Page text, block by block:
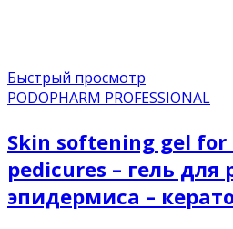
Быстрый просмотр
PODOPHARM PROFESSIONAL
Skin softening gel for
pedicures – гель для
эпидермиса –